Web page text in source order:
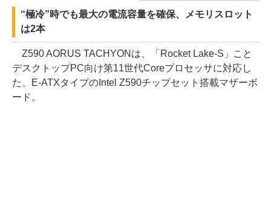
“極冷”時でも最大の電流容量を確保、メモリスロット
は2本
Z590 AORUS TACHYONは、「Rocket Lake-S」こと
デスクトップPC向け第11世代Coreプロセッサに対応し
た、E-ATXタイプのIntel Z590チップセット搭載マザーボ
ード。